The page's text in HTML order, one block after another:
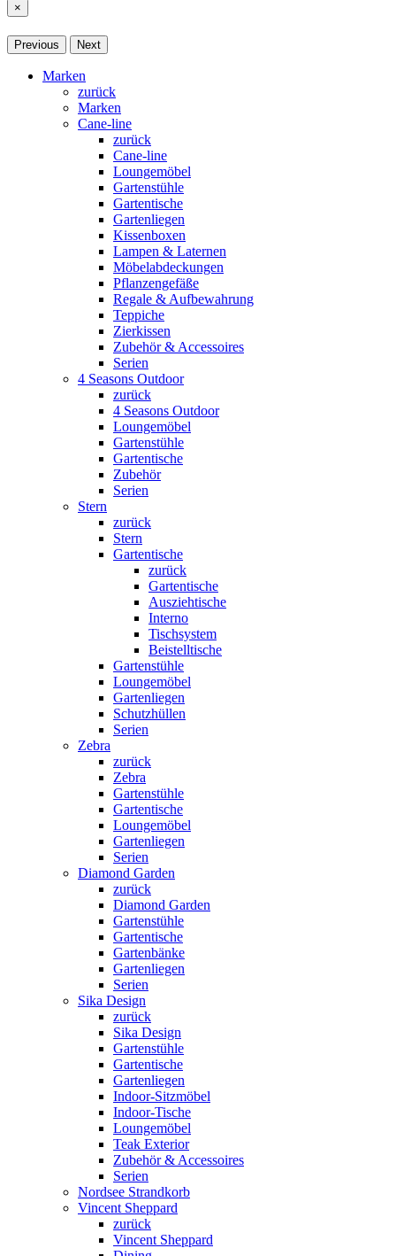
×
Previous Next
Marken
zurück
Marken
Cane-line
zurück
Cane-line
Loungemöbel
Gartenstühle
Gartentische
Gartenliegen
Kissenboxen
Lampen & Laternen
Möbelabdeckungen
Pflanzengefäße
Regale & Aufbewahrung
Teppiche
Zierkissen
Zubehör & Accessoires
Serien
4 Seasons Outdoor
zurück
4 Seasons Outdoor
Loungemöbel
Gartenstühle
Gartentische
Zubehör
Serien
Stern
zurück
Stern
Gartentische
zurück
Gartentische
Ausziehtische
Interno
Tischsystem
Beistelltische
Gartenstühle
Loungemöbel
Gartenliegen
Schutzhüllen
Serien
Zebra
zurück
Zebra
Gartenstühle
Gartentische
Loungemöbel
Gartenliegen
Serien
Diamond Garden
zurück
Diamond Garden
Gartenstühle
Gartentische
Gartenbänke
Gartenliegen
Serien
Sika Design
zurück
Sika Design
Gartenstühle
Gartentische
Gartenliegen
Indoor-Sitzmöbel
Indoor-Tische
Loungemöbel
Teak Exterior
Zubehör & Accessoires
Serien
Nordsee Strandkorb
Vincent Sheppard
zurück
Vincent Sheppard